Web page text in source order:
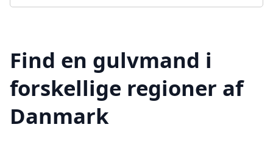
Find en gulvmand i
forskellige regioner af
Danmark